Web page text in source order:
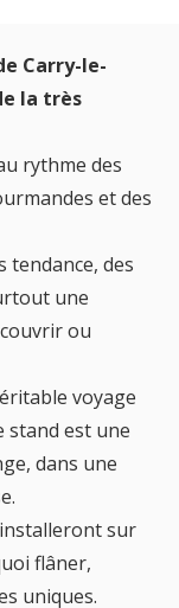
Carry-le-
la très
rythme des
et des
tendance, des
une
ou
voyage
stand est une
dans une
sur
flâner,
uniques.